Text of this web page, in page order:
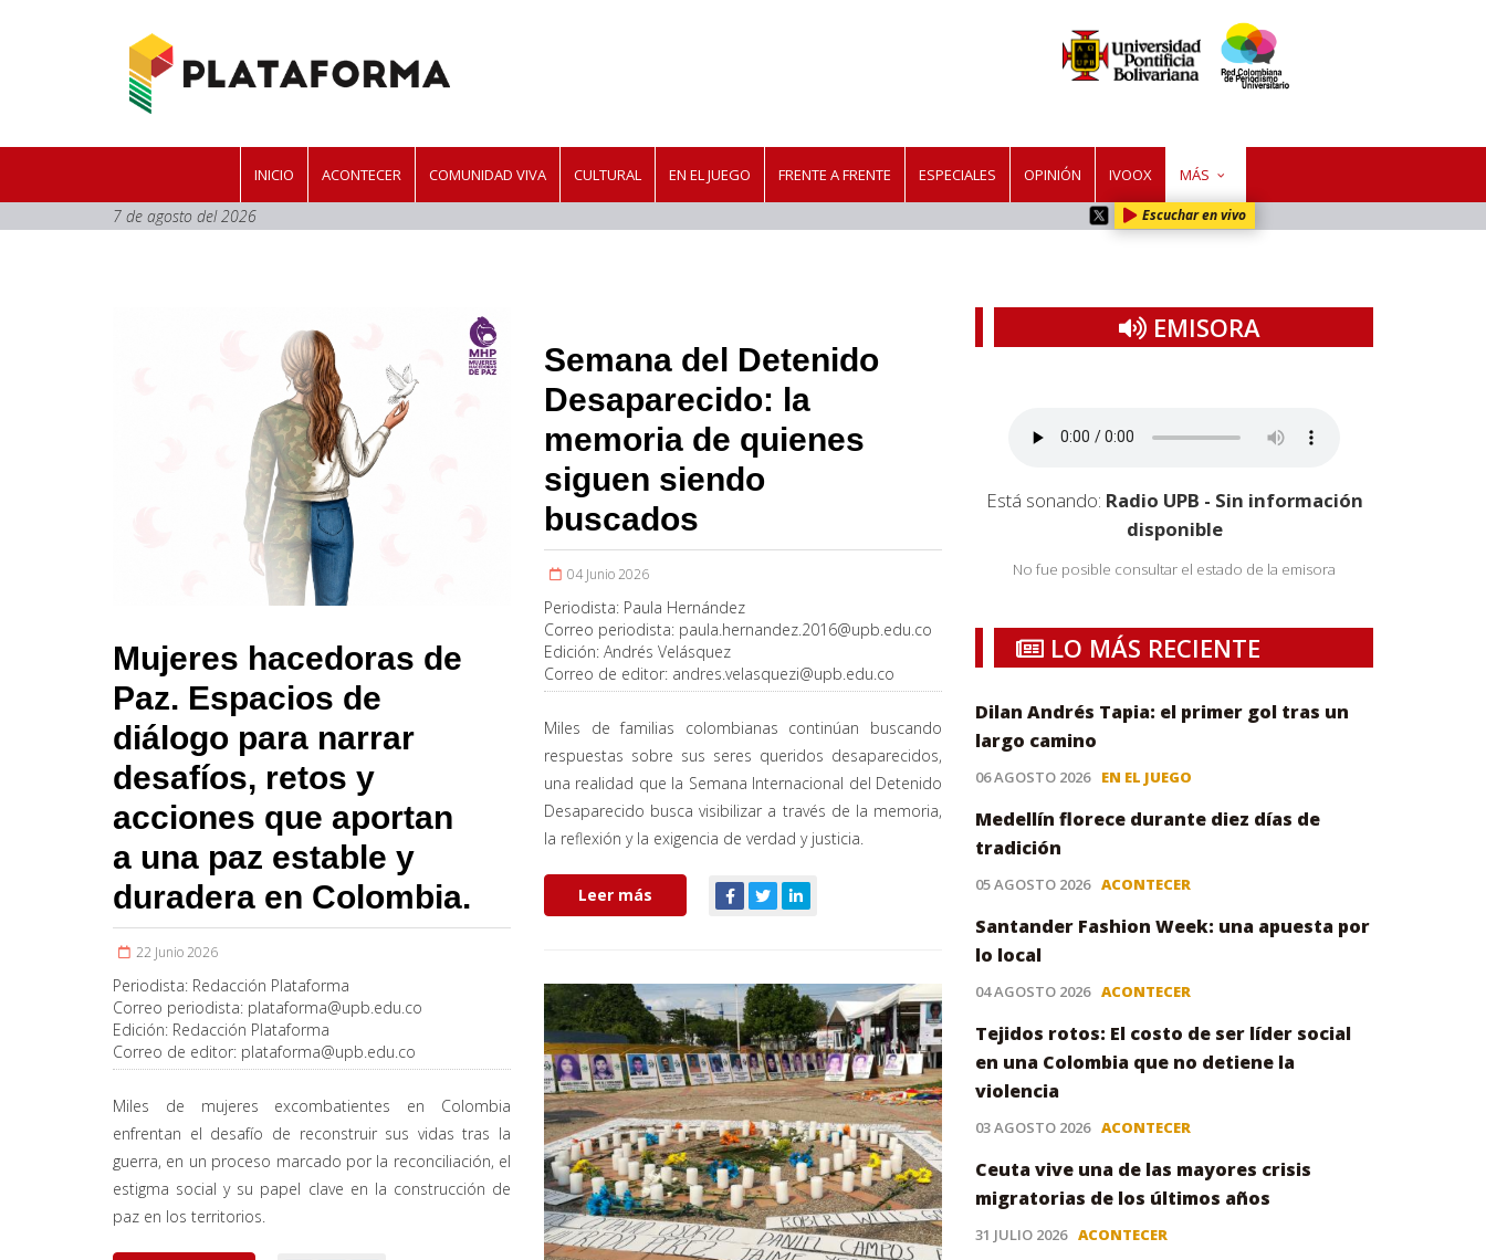
INICIO ACONTECER COMUNIDAD VIVA CULTURAL EN EL JUEGO FRENTE A FRENTE ESPECIALES OPINIÓN IVOOX MÁS
7 de agosto del 2026 Escuchar en vivo
Mujeres hacedoras de
Paz. Espacios de
diálogo para narrar
desafíos, retos y
acciones que aportan
a una paz estable y
duradera en Colombia.
22 Junio 2026
Periodista: Redacción Plataforma
Correo periodista: plataforma@upb.edu.co
Edición: Redacción Plataforma
Correo de editor: plataforma@upb.edu.co
Miles de mujeres excombatientes en Colombia
enfrentan el desafío de reconstruir sus vidas tras la
guerra, en un proceso marcado por la reconciliación, el
estigma social y su papel clave en la construcción de
paz en los territorios.
Semana del Detenido
Desaparecido: la
memoria de quienes
siguen siendo
buscados
04 Junio 2026
Periodista: Paula Hernández
Correo periodista: paula.hernandez.2016@upb.edu.co
Edición: Andrés Velásquez
Correo de editor: andres.velasquezi@upb.edu.co
Miles de familias colombianas continúan buscando
respuestas sobre sus seres queridos desaparecidos,
una realidad que la Semana Internacional del Detenido
Desaparecido busca visibilizar a través de la memoria,
la reflexión y la exigencia de verdad y justicia.
Leer más
EMISORA
Está sonando: Radio UPB - Sin información
disponible
No fue posible consultar el estado de la emisora
LO MÁS RECIENTE
Dilan Andrés Tapia: el primer gol tras un
largo camino
06 AGOSTO 2026 EN EL JUEGO
Medellín florece durante diez días de
tradición
05 AGOSTO 2026 ACONTECER
Santander Fashion Week: una apuesta por
lo local
04 AGOSTO 2026 ACONTECER
Tejidos rotos: El costo de ser líder social
en una Colombia que no detiene la
violencia
03 AGOSTO 2026 ACONTECER
Ceuta vive una de las mayores crisis
migratorias de los últimos años
31 JULIO 2026 ACONTECER